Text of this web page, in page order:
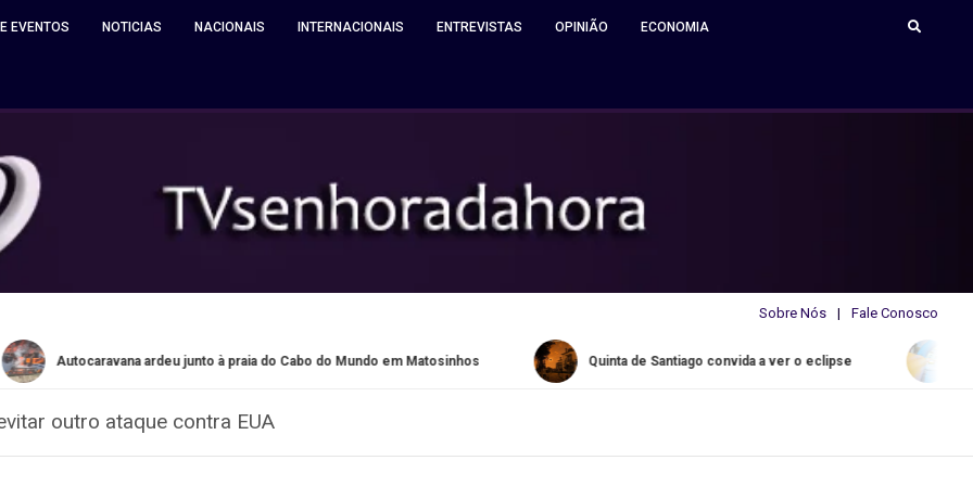
EVENTOS NOTICIAS NACIONAIS INTERNACIONAIS ENTREVISTAS OPINIÃO ECONOMIA
Sobre Nós Fale Conosco
ardeu junto à praia do Cabo do Mundo em Matosinhos Quinta de Santiago convida a ver o eclipse Water Slide
outro ataque contra EUA